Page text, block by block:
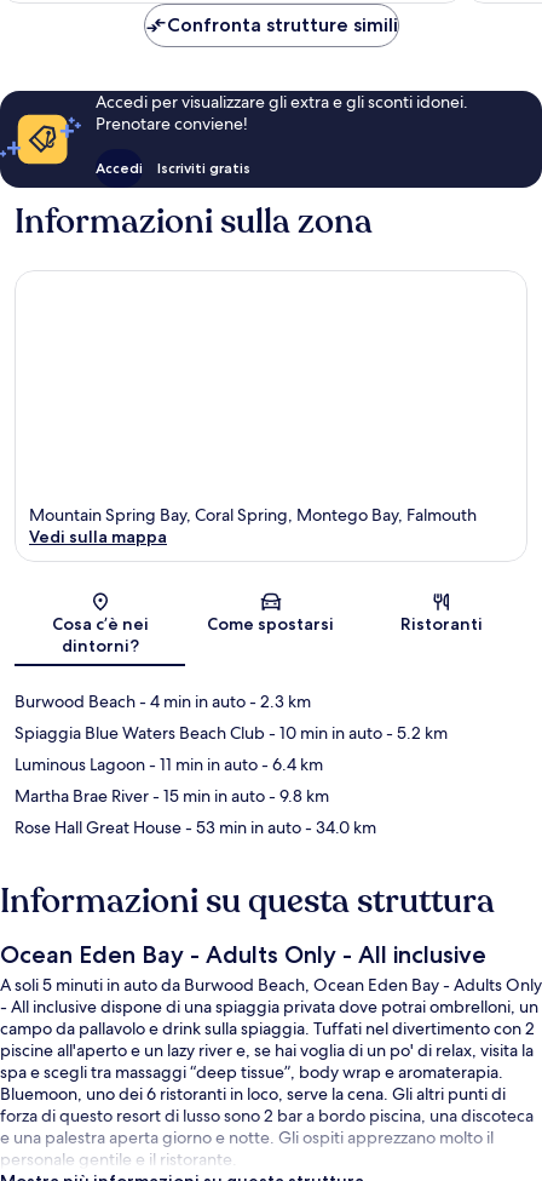
302 €
Confronta strutture simili
Accedi per visualizzare gli extra e gli sconti idonei.
Prenotare conviene!
Accedi Iscriviti gratis
Informazioni sulla zona
Mappa
Mountain Spring Bay, Coral Spring, Montego Bay, Falmouth
Vedi sulla mappa
Cosa c’è nei
dintorni?
Come spostarsi Ristoranti
Burwood Beach- 4 min in auto- 2.3 km
Spiaggia Blue Waters Beach Club- 10 min in auto- 5.2 km
Luminous Lagoon- 11 min in auto- 6.4 km
Martha Brae River- 15 min in auto- 9.8 km
Rose Hall Great House- 53 min in auto- 34.0 km
Informazioni su questa struttura
Ocean Eden Bay - Adults Only - All inclusive
A soli 5 minuti in auto da Burwood Beach, Ocean Eden Bay - Adults Only
- All inclusive dispone di una spiaggia privata dove potrai ombrelloni, un
campo da pallavolo e drink sulla spiaggia. Tuffati nel divertimento con 2
piscine all'aperto e un lazy river e, se hai voglia di un po' di relax, visita la
spa e scegli tra massaggi “deep tissue”, body wrap e aromaterapia.
Bluemoon, uno dei 6 ristoranti in loco, serve la cena. Gli altri punti di
forza di questo resort di lusso sono 2 bar a bordo piscina, una discoteca
e una palestra aperta giorno e notte. Gli ospiti apprezzano molto il
personale gentile e il ristorante.